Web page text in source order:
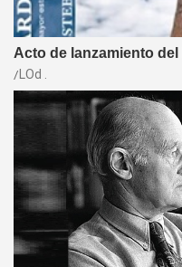
Acto de lanzamiento
LOd .